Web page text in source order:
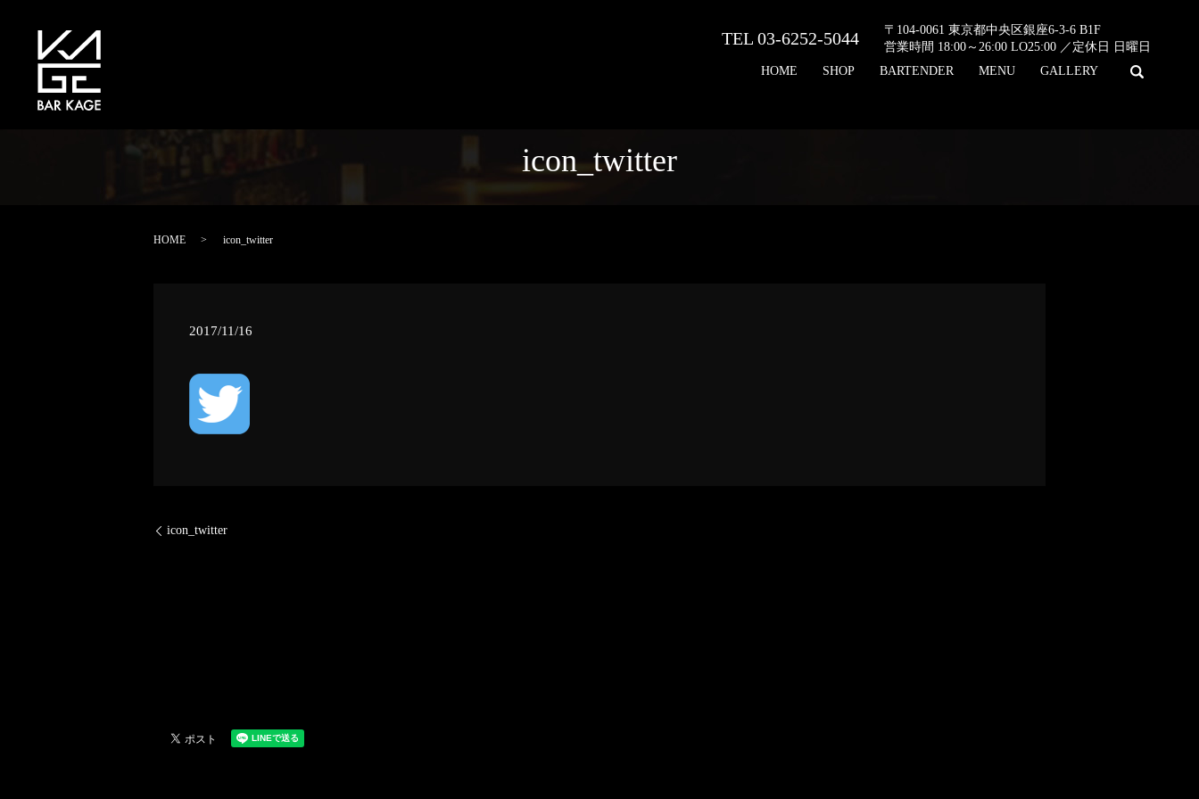
TEL 03-6252-5044
〒104-0061 東京都中央区銀座6-3-6 B1F
営業時間 18:00～26:00 LO25:00 ／定休日 日曜日
HOME
SHOP BARTENDER MENU GALLERY
icon_twitter
HOME icon_twitter
2017/11/16
icon_twitter